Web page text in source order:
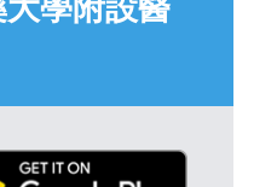
學附設醫